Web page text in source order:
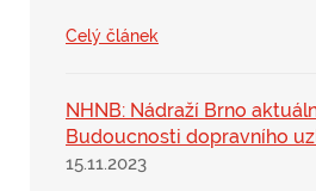
Celý článek
NHNB: Nádraží Brno
Budoucnosti dopravního
15.11.2023